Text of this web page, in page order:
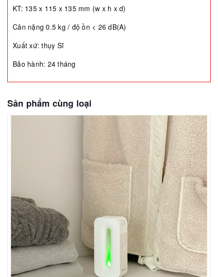
KT: 135 x 115 x 135 mm (w x h x d)
Cân nặng 0.5 kg / độ ồn < 26 dB(A)
Xuất xứ: thụy Sĩ
Bảo hành: 24 tháng
Sản phẩm cùng loại